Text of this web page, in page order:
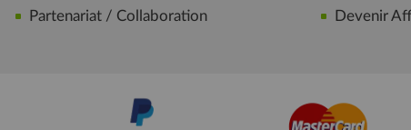
Partenariat / Collaboration Devenir